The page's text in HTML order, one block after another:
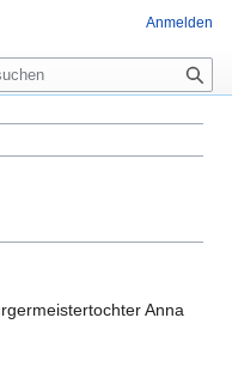
Anna
Anmelden